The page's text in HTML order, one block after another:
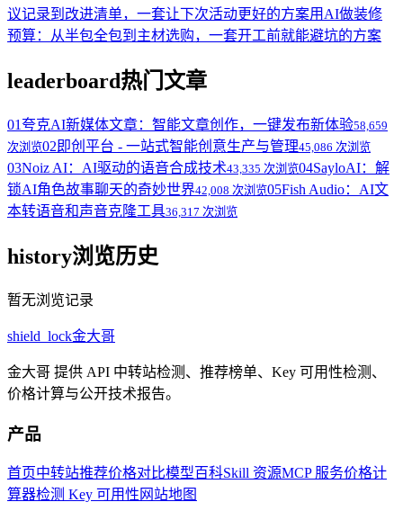
议记录到改进清单，一套让下次活动更好的方案用AI做装修
预算：从半包全包到主材选购，一套开工前就能避坑的方案
leaderboard热门文章
01夸克AI新媒体文章：智能文章创作，一键发布新体验58,659
次浏览02 即创平台 - 一站式智能创意生产与管理45,086 次浏览
03Noiz AI：AI驱动的语音合成技术43,335 次浏览04SayloAI：解
锁AI角色故事聊天的奇妙世界42,008 次浏览05Fish Audio：AI文
本转语音和声音克隆工具36,317 次浏览
history浏览历史
暂无浏览记录
shield_lock金大哥
金大哥 提供 API 中转站检测、推荐榜单、Key 可用性检测、
价格计算与公开技术报告。
产品
首页中转站推荐价格对比模型百科Skill 资源MCP 服务价格计
算器检测 Key 可用性 网站地图